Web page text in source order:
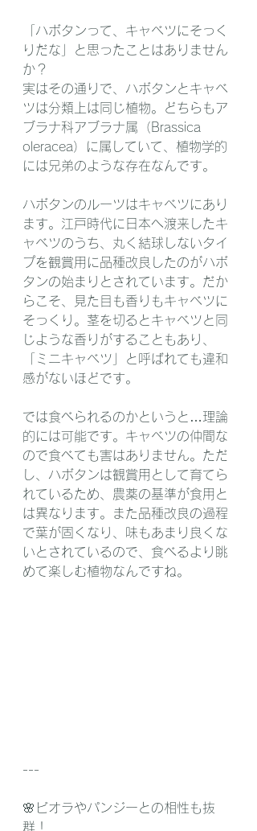
「ハボタンって、キャベツにそっく
りだな」と思ったことはありません
か？
実はその通りで、ハボタンとキャベ
ツは分類上は同じ植物。どちらもア
ブラナ科アブラナ属（Brassica
oleracea）に属していて、植物学的
には兄弟のような存在なんです。
ハボタンのルーツはキャベツにあり
ます。江戸時代に日本へ渡来したキ
ャベツのうち、丸く結球しないタイ
プを観賞用に品種改良したのがハボ
タンの始まりとされています。だか
らこそ、見た目も香りもキャベツに
そっくり。茎を切るとキャベツと同
じような香りがすることもあり、
「ミニキャベツ」と呼ばれても違和
感がないほどです。
では食べられるのかというと…理論
的には可能です。キャベツの仲間な
ので食べても害はありません。ただ
し、ハボタンは観賞用として育てら
れているため、農薬の基準が食用と
は異なります。また品種改良の過程
で葉が固くなり、味もあまり良くな
いとされているので、食べるより眺
めて楽しむ植物なんですね。
---
🌸ビオラやパンジーとの相性も抜
群！